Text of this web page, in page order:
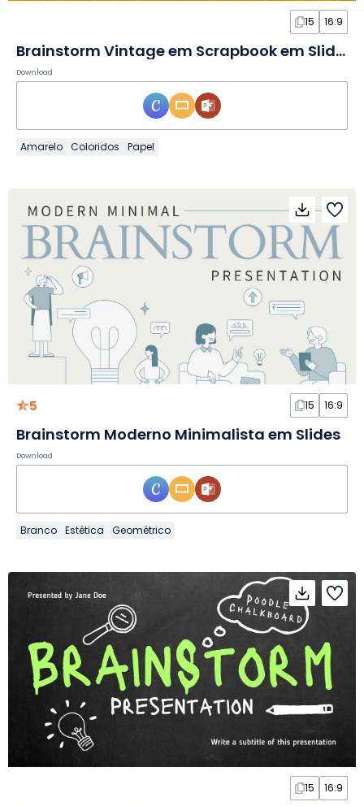
15 16:9
Brainstorm Vintage em Scrapbook em Slides
Download
Amarelo Coloridos Papel
5 15 16:9
Brainstorm Moderno Minimalista em Slides
Download
Branco Estética Geométrico
15 16:9